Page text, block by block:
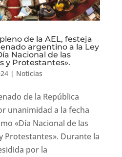
de la AEL, festeja
argentino a la Ley
Nacional de las
y Protestantes».
| Noticias
de la República
unanimidad a la fecha
«Día Nacional de las
Protestantes». Durante la
por la